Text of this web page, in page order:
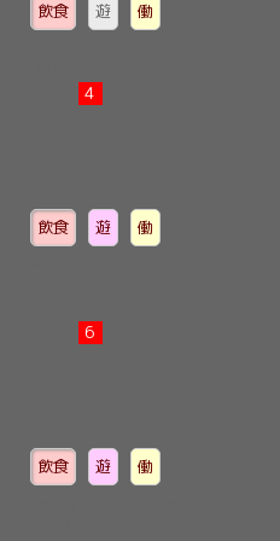
飲食 遊
働
4
飲食 遊
働
6
飲食 遊
働